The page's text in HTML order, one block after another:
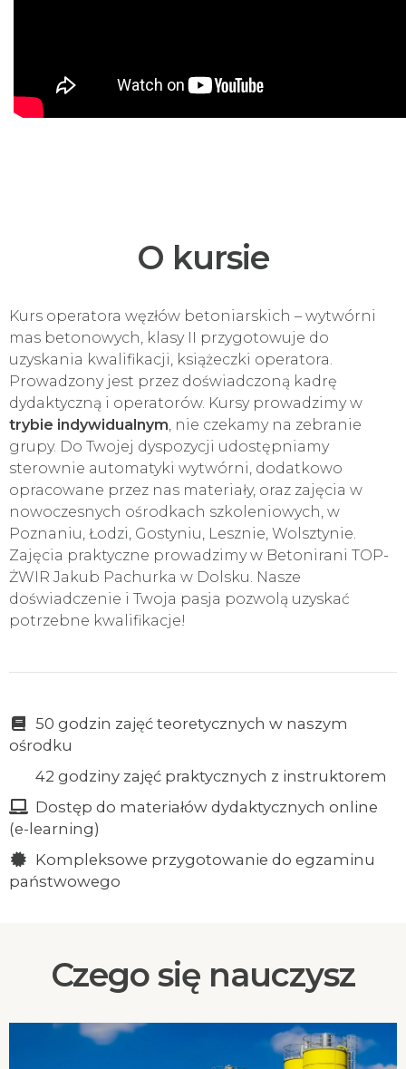
O kursie
Kurs operatora węzłów betoniarskich – wytwórni
mas betonowych, klasy II przygotowuje do
uzyskania kwalifikacji, książeczki operatora.
Prowadzony jest przez doświadczoną kadrę
dydaktyczną i operatorów. Kursy prowadzimy w
trybie indywidualnym, nie czekamy na zebranie
grupy. Do Twojej dyspozycji udostępniamy
sterownie automatyki wytwórni, dodatkowo
opracowane przez nas materiały, oraz zajęcia w
nowoczesnych ośrodkach szkoleniowych, w
Poznaniu, Łodzi, Gostyniu, Lesznie, Wolsztynie.
Zajęcia praktyczne prowadzimy w Betonirani TOP-
ŻWIR Jakub Pachurka w Dolsku. Nasze
doświadczenie i Twoja pasja pozwolą uzyskać
potrzebne kwalifikacje!
50 godzin zajęć teoretycznych w naszym
ośrodku
42 godziny zajęć praktycznych z instruktorem
Dostęp do materiałów dydaktycznych online
(e-learning)
Kompleksowe przygotowanie do egzaminu
państwowego
Czego się nauczysz